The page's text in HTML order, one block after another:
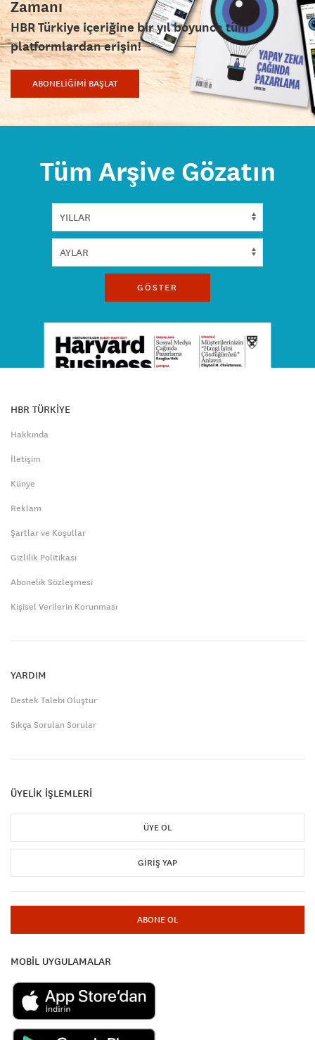
Zamanı
HBR Türkiye içeriğine bir yıl boyunca tüm
platformlardan erişin!
ABONELİĞİMİ BAŞLAT
Tüm Arşive Gözatın
GÖSTER
HBR TÜRKİYE
Hakkında
İletişim
Künye
Reklam
Şartlar ve Koşullar
Gizlilik Politikası
Abonelik Sözleşmesi
Kişisel Verilerin Korunması
YARDIM
Destek Talebi Oluştur
Sıkça Sorulan Sorular
ÜYELİK İŞLEMLERİ
ÜYE OL
GIRIŞ YAP
ABONE OL
MOBİL UYGULAMALAR